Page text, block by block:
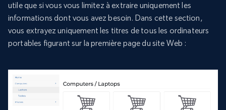
utile que si vous vous limitez à extraire uniquement les
informations dont vous avez besoin. Dans cette section,
vous extrayez uniquement les titres de tous les ordinateurs
portables figurant sur la première page du site Web :